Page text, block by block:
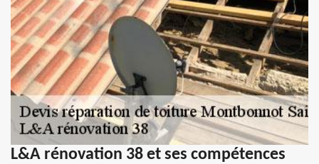
L&A rénovation 38 et ses compétences